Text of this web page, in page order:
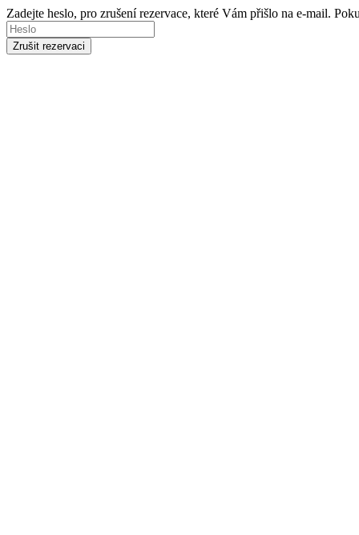
Zadejte heslo, pro zrušení rezervace, které Vám přišlo na e-mail.
Zrušit rezervaci